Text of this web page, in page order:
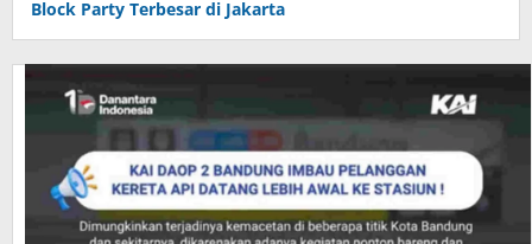
Block Party Terbesar di Jakarta